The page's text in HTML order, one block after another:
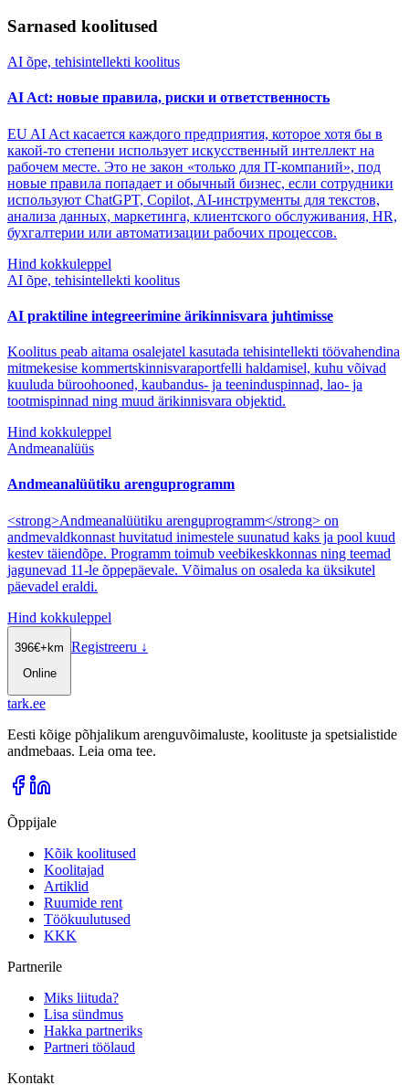
Sarnased koolitused
AI õpe, tehisintellekti koolitus
AI Act: новые правила, риски и ответственность
EU AI Act касается каждого предприятия, которое хотя бы в
какой-то степени использует искусственный интеллект на
рабочем месте. Это не закон «только для IT-компаний», под
новые правила попадает и обычный бизнес, если сотрудники
используют ChatGPT, Copilot, AI-инструменты для текстов,
анализа данных, маркетинга, клиентского обслуживания, HR,
бухгалтерии или автоматизации рабочих процессов.
Hind kokkuleppel
AI õpe, tehisintellekti koolitus
AI praktiline integreerimine ärikinnisvara juhtimisse
Koolitus peab aitama osalejatel kasutada tehisintellekti töövahendina
mitmekesise kommertskinnisvaraportfelli haldamisel, kuhu võivad
kuuluda büroohooned, kaubandus- ja teeninduspinnad, lao- ja
tootmispinnad ning muud ärikinnisvara objektid.
Hind kokkuleppel
Andmeanalüüs
Andmeanalüütiku arenguprogramm
<strong>Andmeanalüütiku arenguprogramm</strong> on
andmevaldkonnast huvitatud inimestele suunatud kaks ja pool kuud
kestev täiendõpe. Programm toimub veebikeskkonnas ning teemad
jagunevad 11-le õppepäevale. Võimalus on osaleda ka üksikutel
päevadel eraldi.
Hind kokkuleppel
396€+km
Online
Registreeru ↓
tark.ee
Eesti kõige põhjalikum arenguvõimaluste, koolituste ja spetsialistide
andmebaas. Leia oma tee.
Õppijale
Kõik koolitused
Koolitajad
Artiklid
Ruumide rent
Töökuulutused
KKK
Partnerile
Miks liituda?
Lisa sündmus
Hakka partneriks
Partneri töölaud
Kontakt